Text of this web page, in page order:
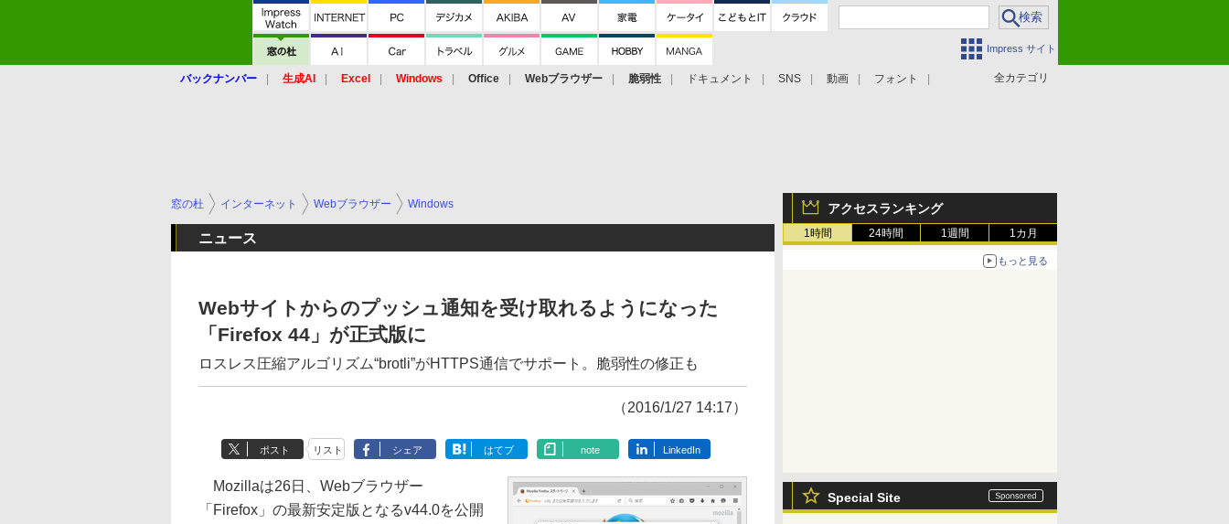
Impress サイト
全カテゴリ
バックナンバー 生成AI Excel Windows Office Webブラウザー 脆弱性 ドキュメント SNS 動画 フォント
アクセスランキング
1時間 24時間 1週間 1カ月
もっと見る
Special Site
窓の杜 インターネット Webブラウザー Windows
ニュース
Webサイトからのプッシュ通知を受け取れるようになった
「Firefox 44」が正式版に
ロスレス圧縮アルゴリズム“brotli”がHTTPS通信でサポート。脆弱性の修正も
（2016/1/27 14:17）
ポスト リスト シェア はてブ note LinkedIn
Mozillaは26日、Webブラウザー
「Firefox」の最新安定版となるv44.0を公開